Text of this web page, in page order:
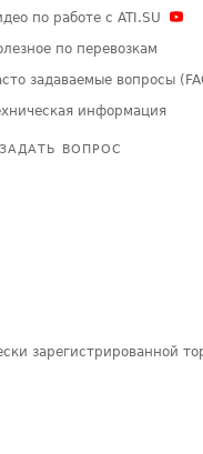
по работе с ATI.SU
по перевозкам
задаваемые вопросы
информация
ЗАДАТЬ ВОПРОС
зарегистрированной